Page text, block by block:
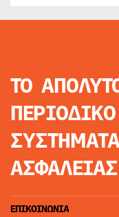
ΤΟ
ΠΕΡΙΟΔΙΚΟ
ΣΥΣΤΗΜΑΤΑ
ΑΣΦΑΛΕΙΑΣ
ΕΠΙΚΟΙΝΩΝΙΑ